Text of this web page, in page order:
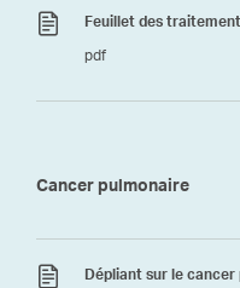
Feuillet des
pdf
Cancer pulmonaire
Dépliant sur le